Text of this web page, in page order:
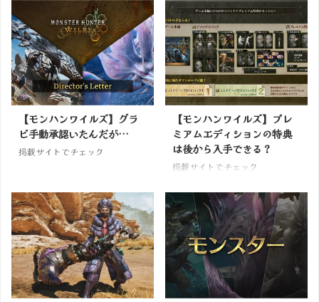
【モンハンワイルズ】グラ
ビ手動承認いたんだが…
掲載サイトでチェック
【モンハンワイルズ】プレ
ミアムエディションの特典
は後から入手できる？
掲載サイトでチェック